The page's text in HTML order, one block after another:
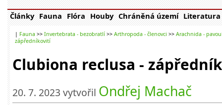
Články Fauna Flóra Houby Chráněná území Literatura
| Fauna >> Invertebrata - bezobratlí >> Arthropoda - členovci >> Arachnida -
zápředníkovití
Clubiona reclusa -
20. 7. 2023 vytvořil Ondřej Machač